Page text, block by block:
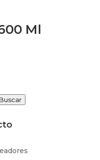
Ml
Buscar